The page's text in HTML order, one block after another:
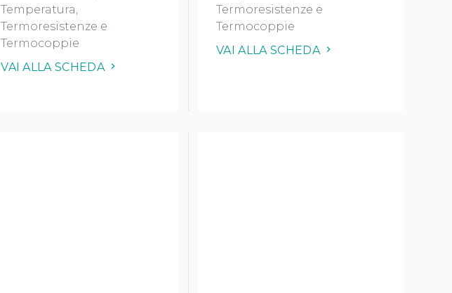
Temperatura
Termoresistenze e
Termocoppie
VAI ALLA SCHEDA
Termoresistenze e
Termocoppie
VAI ALLA SCHEDA